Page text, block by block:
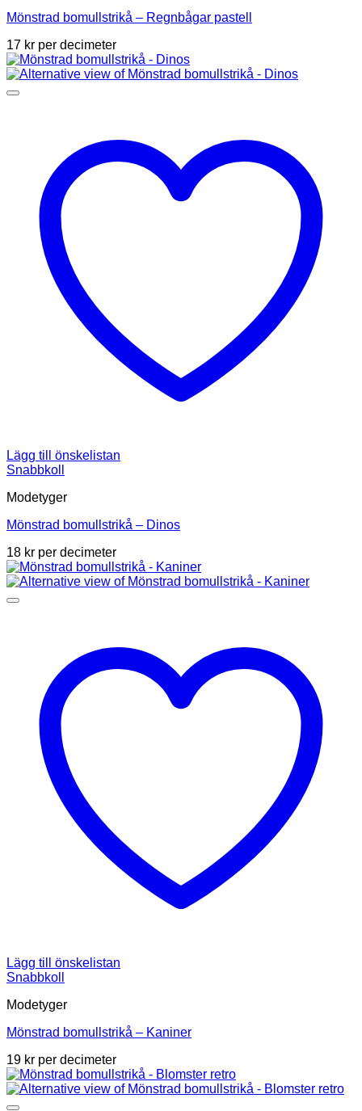
Mönstrad bomullstrikå – Regnbågar pastell
17 kr per decimeter
Lägg till önskelistan
Snabbkoll
Modetyger
Mönstrad bomullstrikå – Dinos
18 kr per decimeter
Lägg till önskelistan
Snabbkoll
Modetyger
Mönstrad bomullstrikå – Kaniner
19 kr per decimeter